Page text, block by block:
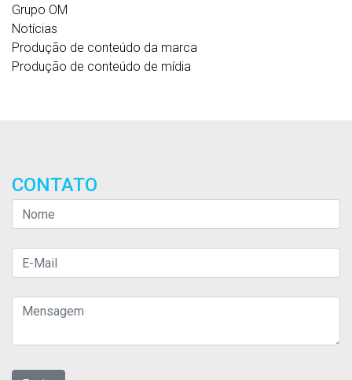
Grupo OM
Notícias
Produção de conteúdo da marca
Produção de conteúdo de mídia
CONTATO